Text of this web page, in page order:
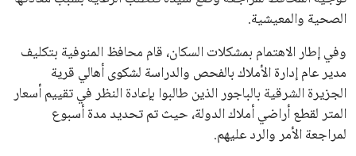
الصحية والمعيشية.
وفي إطار الاهتمام بمشكلات السكان، قام محافظ المنوفية بتكليف
مدير عام إدارة الأملاك بالفحص والدراسة لشكوى أهالي قرية
الجزيرة الشرقية بالباجور الذين طالبوا بإعادة النظر في تقييم أسعار
المتر لقطع أراضي أملاك الدولة، حيث تم تحديد مدة أسبوع
لمراجعة الأمر والرد عليهم.